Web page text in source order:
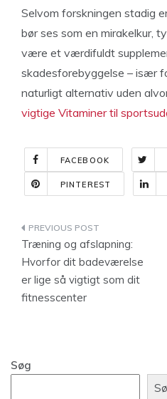
Selvom forskningen stadig
bør ses som en mirakelkur,
være et værdifuldt
skadesforebyggelse – især
naturligt alternativ uden
vigtige Vitaminer til
FACEBOOK
PINTEREST
Træning og afslapning:
Hvorfor dit badeværelse
er lige så vigtigt som dit
fitnesscenter
Søg